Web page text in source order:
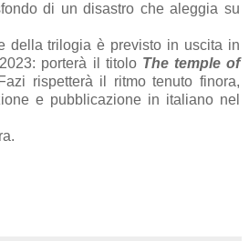
di un disastro che aleggia su
della trilogia è previsto in uscita in
porterà il titolo The temple of
rispetterà il ritmo tenuto finora,
e pubblicazione in italiano nel